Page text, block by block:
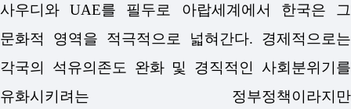
사우디와 UAE를 필두로 아랍세계에서 한국은 그
문화적 영역을 적극적으로 넓혀간다. 경제적으로는
각국의 석유의존도 완화 및 경직적인 사회분위기를
유화시키려는 정부정책이라지만